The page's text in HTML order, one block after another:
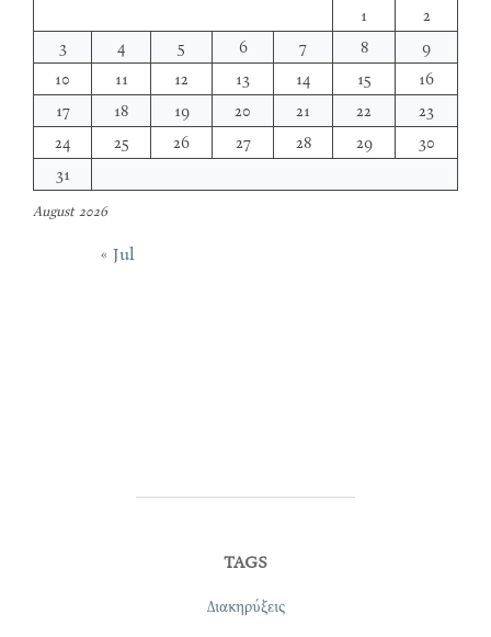
August 2026
1
2
3
4 5 6 7 8
9
10
11 12 13 14 15
16
17
18 19 20 21 22
23
24
25 26 27 28 29
30
31
« Jul
TAGS
Διακηρύξεις